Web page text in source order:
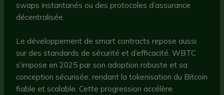
swaps instantanés ou des protocoles d’assurance
décentralisée.
Le développement de smart contracts repose aussi
sur des standards de sécurité et d’efficacité. WBTC
s’impose en 2025 par son adoption robuste et sa
conception sécurisée, rendant la tokenisation du Bitcoin
fiable et scalable. Cette progression accélère